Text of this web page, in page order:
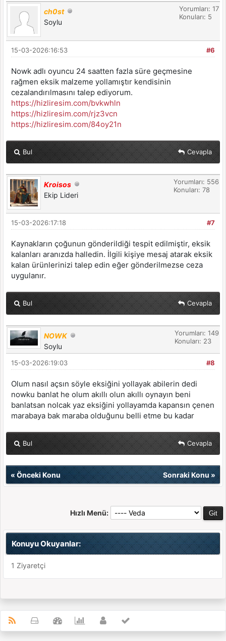
ch0st
Soylu
Yorumları: 17
Konuları: 5
#6
15-03-2026:16:53
Nowk adlı oyuncu 24 saatten fazla süre geçmesine
rağmen eksik malzeme yollamıştır kendisinin
cezalandırılmasını talep ediyorum.
https://hizliresim.com/bvkwhln
https://hizliresim.com/rjz3vcn
https://hizliresim.com/84oy21n
Bul Cevapla
Kroisos
Ekip Lideri
Yorumları: 556
Konuları: 78
#7
15-03-2026:17:18
Kaynakların çoğunun gönderildiği tespit edilmiştir, eksik
kalanları aranızda halledin. İlgili kişiye mesaj atarak eksik
kalan ürünlerinizi talep edin eğer gönderilmezse ceza
uygulanır.
Bul Cevapla
NOWK
Soylu
Yorumları: 149
Konuları: 23
#8
15-03-2026:19:03
Olum nasıl açsın söyle eksiğini yollayak abilerin dedi
nowku banlat he olum akıllı olun akıllı oynayın beni
banlatsan nolcak yaz eksiğini yollayamda kapansın çenen
marabaya bak maraba olduğunu belli etme bu kadar
Bul Cevapla
« Önceki Konu Sonraki Konu»
Hızlı Menü:
Konuyu Okuyanlar:
1 Ziyaretçi